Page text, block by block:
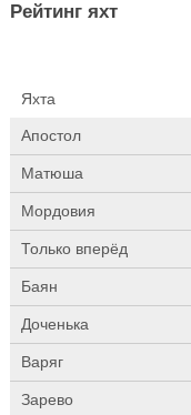
Рейтинг яхт
Яхта
Апостол
Матюша
Мордовия
Только вперёд
Баян
Доченька
Варяг
Зарево